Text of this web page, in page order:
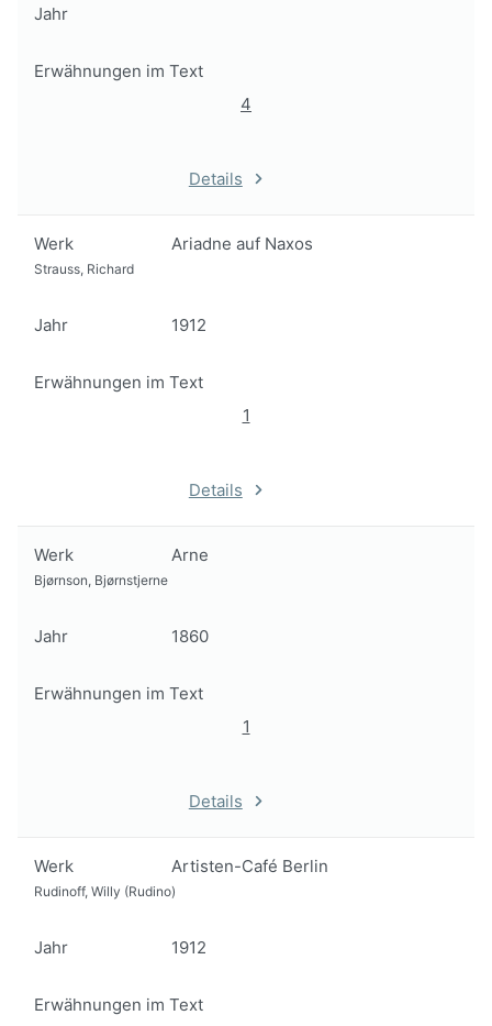
Jahr
Erwähnungen im Text
4
Details
Werk Ariadne auf Naxos
Strauss, Richard
Jahr 1912
Erwähnungen im Text
1
Details
Werk Arne
Bjørnson, Bjørnstjerne
Jahr 1860
Erwähnungen im Text
1
Details
Werk Artisten-Café Berlin
Rudinoff, Willy (Rudino)
Jahr 1912
Erwähnungen im Text